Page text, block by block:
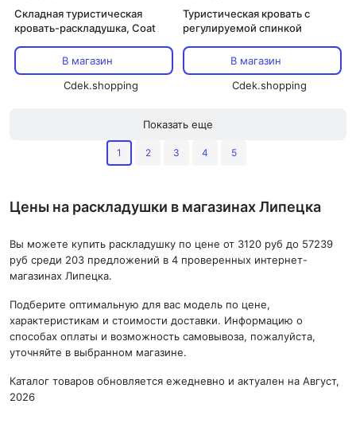
Складная туристическая
кровать-раскладушка, Coat
В магазин
Cdek.shopping
Туристическая кровать с
регулируемой спинкой
В магазин
Cdek.shopping
Показать еще
1 2 3 4 5
Цены на раскладушки в магазинах Липецка
Вы можете купить раскладушку по цене от 3120 руб до 57239
руб среди 203 предложений в 4 проверенных интернет-
магазинах Липецка.
Подберите оптимальную для вас модель по цене,
характеристикам и стоимости доставки. Информацию о
способах оплаты и возможность самовывоза, пожалуйста,
уточняйте в выбранном магазине.
Каталог товаров обновляется ежедневно и актуален на Август,
2026